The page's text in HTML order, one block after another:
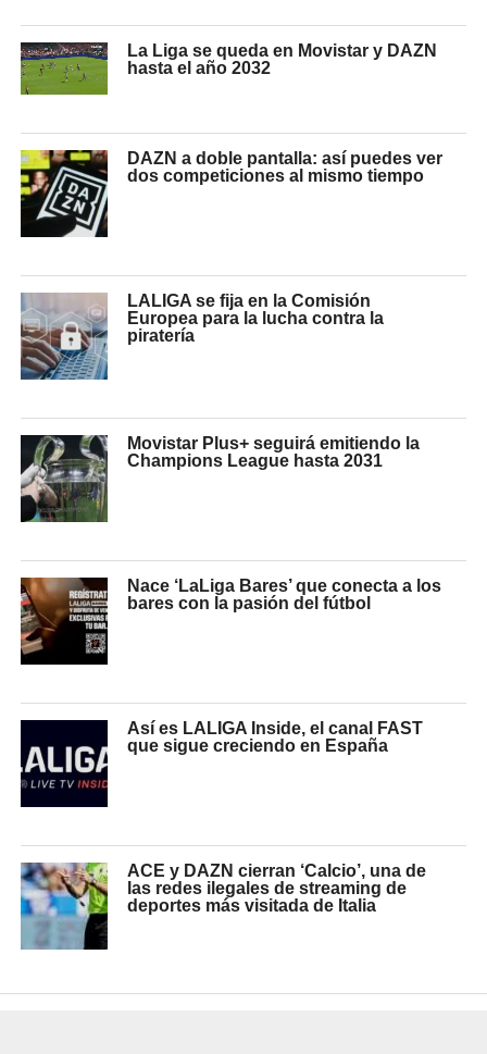
La Liga se queda en Movistar y DAZN
hasta el año 2032
DAZN a doble pantalla: así puedes ver
dos competiciones al mismo tiempo
LALIGA se fija en la Comisión
Europea para la lucha contra la
piratería
Movistar Plus+ seguirá emitiendo la
Champions League hasta 2031
Nace ‘LaLiga Bares’ que conecta a los
bares con la pasión del fútbol
Así es LALIGA Inside, el canal FAST
que sigue creciendo en España
ACE y DAZN cierran ‘Calcio’, una de
las redes ilegales de streaming de
deportes más visitada de Italia